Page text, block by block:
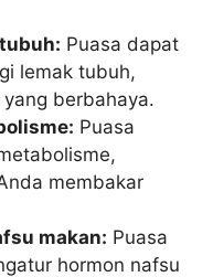
Puasa dapat
lemak tubuh,
berbahaya.
Puasa
membakar
makan: Puasa
hormon nafsu